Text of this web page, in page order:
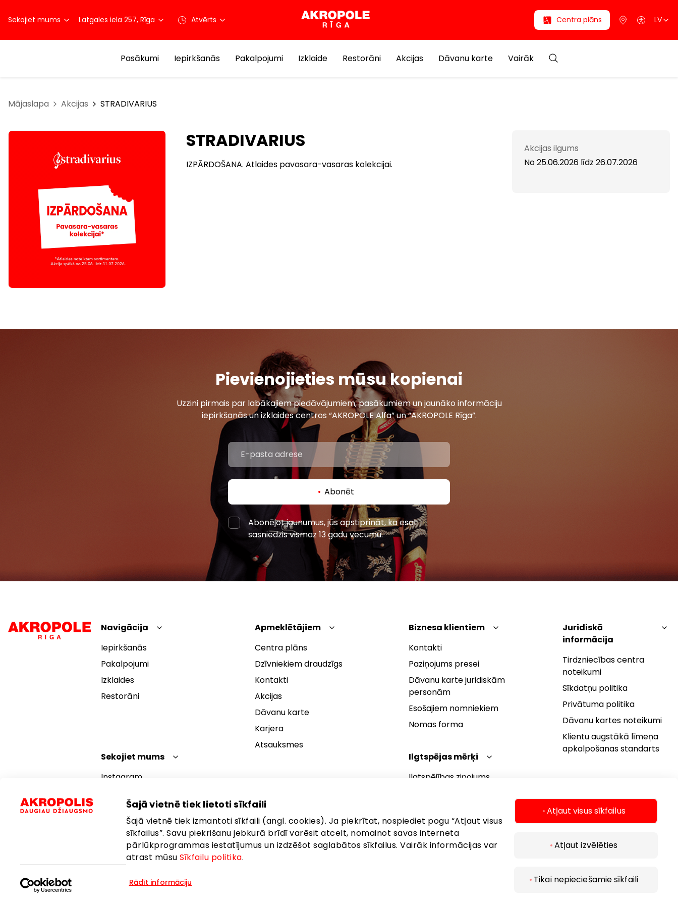
Šajā vietnē tiek lietoti sīkfaili
Šajā vietnē tiek izmantoti sīkfaili (angl. cookies). Ja piekrītat, nospiediet pogu “Atļaut visus
sīkfailus”. Savu piekrišanu jebkurā brīdī varēsit atcelt, nomainot savas interneta
pārlūkprogrammas iestatījumus un izdzēšot saglabātos sīkfailus. Vairāk informācijas var
atrast mūsu Sīkfailu politika.
Rādīt informāciju
Atļaut visus sīkfailus
Atļaut izvēlēties
Tikai nepieciešamie sīkfaili
Sekojiet mums Latgales iela 257, Rīga Atvērts Centra plāns LV
Pasākumi Iepirkšanās Pakalpojumi Izklaide Restorāni Akcijas Dāvanu karte Vairāk
Mājaslapa Akcijas STRADIVARIUS
STRADIVARIUS
IZPĀRDOŠANA. Atlaides pavasara-vasaras kolekcijai.
Akcijas ilgums
No 25.06.2026 līdz 26.07.2026
Pievienojieties mūsu kopienai
Uzzini pirmais par labākajiem piedāvājumiem, pasākumiem un jaunāko informāciju
iepirkšanās un izklaides centros “AKROPOLE Alfa” un “AKROPOLE Rīga”.
Abonēt
Abonējot jaunumus, jūs apstiprināt, ka esat
sasniedzis vismaz 13 gadu vecumu.
Navigācija
Iepirkšanās
Pakalpojumi
Izklaides
Restorāni
Apmeklētājiem
Centra plāns
Dzīvniekiem draudzīgs
Kontakti
Akcijas
Dāvanu karte
Karjera
Atsauksmes
Biznesa klientiem
Kontakti
Paziņojums presei
Dāvanu karte juridiskām
personām
Esošajiem nomniekiem
Nomas forma
Ilgtspējas mērķi
Ilgtspējības ziņojums
Juridiskā
informācija
Tirdzniecības centra
noteikumi
Sīkdatņu politika
Privātuma politika
Dāvanu kartes noteikumi
Klientu augstākā līmeņa
apkalpošanas standarts
Sekojiet mums
Instagram
YouTube
Valoda:Latviešu